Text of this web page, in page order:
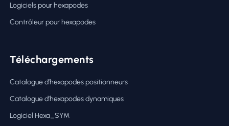
Logiciels pour hexapodes
Contrôleur pour hexapodes
Téléchargements
Catalogue d’hexapodes positionneurs
Catalogue d’hexapodes dynamiques
Logiciel Hexa_SYM